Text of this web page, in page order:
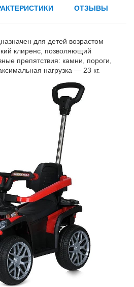
для детей возрастом
клиренс, позволяющий
препятствия: камни, пороги,
нагрузка — 23 кг.
ОТЗЫВЫ